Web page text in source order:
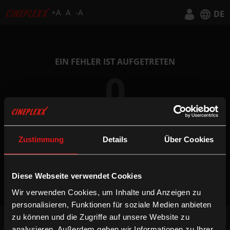
Zustimmung Details Über Cookies
Diese Webseite verwendet Cookies
Wir verwenden Cookies, um Inhalte und Anzeigen zu
personalisieren, Funktionen für soziale Medien anbieten
zu können und die Zugriffe auf unsere Website zu
+A A -A DE
English
EIN FEHLER IST AUFGETRETEN